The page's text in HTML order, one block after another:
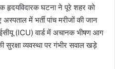
हृदयविदारक घटना ने पूरे शहर को
में भर्ती पांच मरीजों की जान
(ICU) वार्ड में अचानक भीषण आग
व्यवस्था पर गंभीर सवाल खड़े